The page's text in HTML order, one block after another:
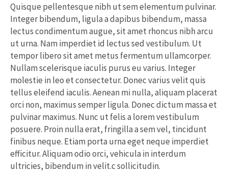
Quisque pellentesque nibh ut sem elementum pulvinar.
Integer bibendum, ligula a dapibus bibendum, massa
lectus condimentum augue, sit amet rhoncus nibh arcu
ut urna. Nam imperdiet id lectus sed vestibulum. Ut
tempor libero sit amet metus fermentum ullamcorper.
Nullam scelerisque iaculis purus eu varius. Integer
molestie in leo et consectetur. Donec varius velit quis
tellus eleifend iaculis. Aenean mi nulla, aliquam placerat
orci non, maximus semper ligula. Donec dictum massa et
pulvinar maximus. Nunc ut felis a lorem vestibulum
posuere. Proin nulla erat, fringilla a sem vel, tincidunt
finibus neque. Etiam porta urna eget neque imperdiet
efficitur. Aliquam odio orci, vehicula in interdum
ultricies, bibendum in velit.c sollicitudin.